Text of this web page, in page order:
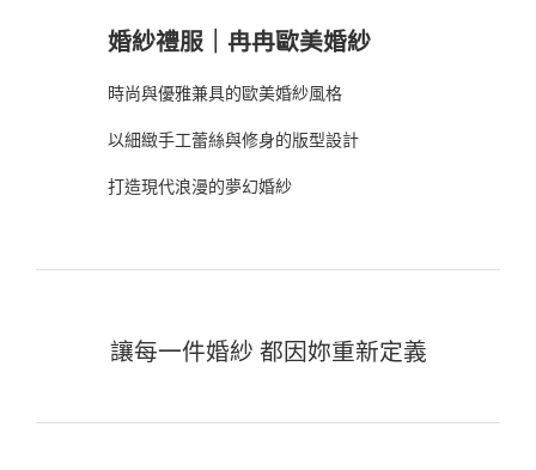
婚紗禮服｜冉冉歐美婚紗
時尚與優雅兼具的歐美婚紗風格
以細緻手工蕾絲與修身的版型設計
打造現代浪漫的夢幻婚紗
讓每一件婚紗 都因妳重新定義